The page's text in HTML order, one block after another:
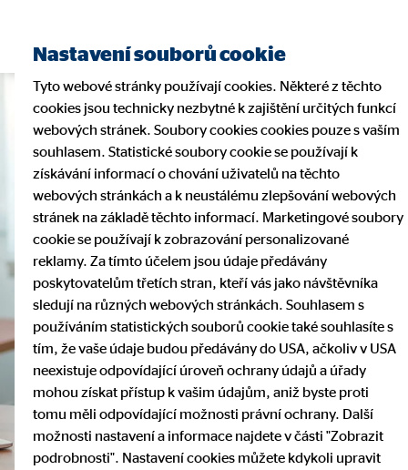
Nastavení souborů cookie
Tyto webové stránky používají cookies. Některé z těchto
cookies jsou technicky nezbytné k zajištění určitých funkcí
webových stránek. Soubory cookies cookies pouze s vaším
souhlasem. Statistické soubory cookie se používají k
získávání informací o chování uživatelů na těchto
webových stránkách a k neustálému zlepšování webových
stránek na základě těchto informací. Marketingové soubory
cookie se používají k zobrazování personalizované
reklamy. Za tímto účelem jsou údaje předávány
poskytovatelům třetích stran, kteří vás jako návštěvníka
sledují na různých webových stránkách. Souhlasem s
používáním statistických souborů cookie také souhlasíte s
tím, že vaše údaje budou předávány do USA, ačkoliv v USA
neexistuje odpovídající úroveň ochrany údajů a úřady
mohou získat přístup k vašim údajům, aniž byste proti
tomu měli odpovídající možnosti právní ochrany. Další
možnosti nastavení a informace najdete v části "Zobrazit
podrobnosti". Nastavení cookies můžete kdykoli upravit